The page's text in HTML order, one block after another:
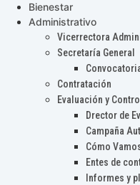
Bienestar
Administrativo
Vicerrectora
Secretaría General
Contratación
Evaluación y Control
Drector de
Campaña
Cómo
Entes de
Informes y